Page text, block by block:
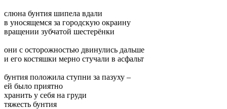
слюна бунтия шипела вдали
в уносящемся за городскую окраину
вращении зубчатой шестерёнки
они с осторожностью двинулись дальше
и его костяшки мерно стучали в асфальт
бунтия положила ступни за пазуху –
ей было приятно
хранить у себя на груди
тяжесть бунтия